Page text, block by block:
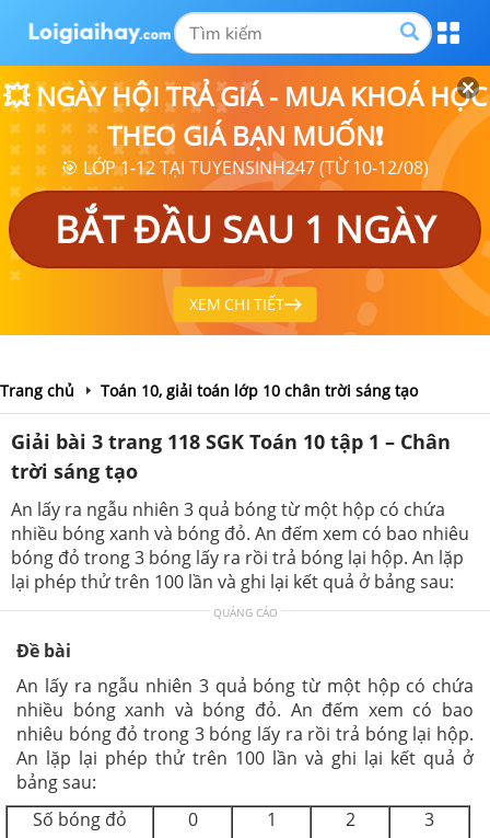
💥 NGÀY HỘI TRẢ GIÁ - MUA KHOÁ HỌC
THEO GIÁ BẠN MUỐN❗
🎯 LỚP 1-12 TẠI TUYENSINH247 (TỪ 10-12/08)
BẮT ĐẦU SAU 1 NGÀY
XEM CHI TIẾT
Trang chủ Toán 10, giải toán lớp 10 chân trời sáng tạo
Giải bài 3 trang 118 SGK Toán 10 tập 1 – Chân
trời sáng tạo
An lấy ra ngẫu nhiên 3 quả bóng từ một hộp có chứa
nhiều bóng xanh và bóng đỏ. An đếm xem có bao nhiêu
bóng đỏ trong 3 bóng lấy ra rồi trả bóng lại hộp. An lặp
lại phép thử trên 100 lần và ghi lại kết quả ở bảng sau:
QUẢNG CÁO
Đề bài
An lấy ra ngẫu nhiên 3 quả bóng từ một hộp có chứa
nhiều bóng xanh và bóng đỏ. An đếm xem có bao
nhiêu bóng đỏ trong 3 bóng lấy ra rồi trả bóng lại hộp.
An lặp lại phép thử trên 100 lần và ghi lại kết quả ở
bảng sau:
Số bóng đỏ
0 1 2
3